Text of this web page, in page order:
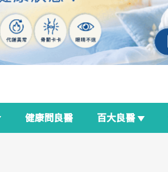
健康問良醫 百大良醫